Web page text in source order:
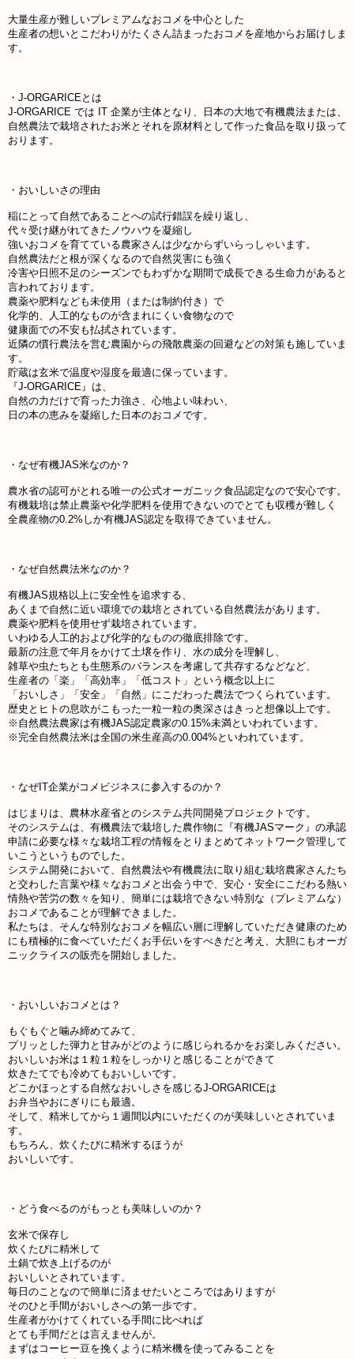
大量生産が難しいプレミアムなおコメを中心とした
生産者の想いとこだわりがたくさん詰まったおコメを産地からお届けしま
す。
・J-ORGARICEとは
J-ORGARICE では IT 企業が主体となり、日本の大地で有機農法または、
自然農法で栽培されたお米とそれを原材料として作った食品を取り扱って
おります。
・おいしいさの理由
稲にとって自然であることへの試行錯誤を繰り返し、
代々受け継がれてきたノウハウを凝縮し
強いおコメを育てている農家さんは少なからずいらっしゃいます。
自然農法だと根が深くなるので自然災害にも強く
冷害や日照不足のシーズンでもわずかな期間で成長できる生命力があると
言われております。
農薬や肥料なども未使用（または制約付き）で
化学的、人工的なものが含まれにくい食物なので
健康面での不安も払拭されています。
近隣の慣行農法を営む農園からの飛散農薬の回避などの対策も施していま
す。
貯蔵は玄米で温度や湿度を最適に保っています。
『J-ORGARICE』は、
自然の力だけで育った力強さ、心地よい味わい、
日の本の恵みを凝縮した日本のおコメです。
・なぜ有機JAS米なのか？
農水省の認可がとれる唯一の公式オーガニック食品認定なので安心です。
有機栽培は禁止農薬や化学肥料を使用できないのでとても収穫が難しく
全農産物の0.2%しか有機JAS認定を取得できていません。
・なぜ自然農法米なのか？
有機JAS規格以上に安全性を追求する、
あくまで自然に近い環境での栽培とされている自然農法があります。
農薬や肥料を使用せず栽培されています。
いわゆる人工的および化学的なものの徹底排除です。
最新の注意で年月をかけて土壌を作り、水の成分を理解し、
雑草や虫たちとも生態系のバランスを考慮して共存するなどなど、
生産者の「楽」「高効率」「低コスト」という概念以上に
「おいしさ」「安全」「自然」にこだわった農法でつくられています。
歴史とヒトの息吹がこもった一粒一粒の奥深さはきっと想像以上です。
※自然農法農家は有機JAS認定農家の0.15%未満といわれています。
※完全自然農法米は全国の米生産高の0.004%といわれています。
・なぜIT企業がコメビジネスに参入するのか？
はじまりは、農林水産省とのシステム共同開発プロジェクトです。
そのシステムは、有機農法で栽培した農作物に『有機JASマーク』の承認
申請に必要な様々な栽培工程の情報をとりまとめてネットワーク管理して
いこうというものでした。
システム開発において、自然農法や有機農法に取り組む栽培農家さんたち
と交わした言葉や様々なおコメと出会う中で、安心・安全にこだわる熱い
情熱や苦労の数々を知り、簡単には栽培できない特別な（プレミアムな）
おコメであることが理解できました。
私たちは、そんな特別なおコメを幅広い層に理解していただき健康のため
にも積極的に食べていただくお手伝いをすべきだと考え、大胆にもオーガ
ニックライスの販売を開始しました。
・おいしいおコメとは？
もぐもぐと噛み締めてみて、
プリッとした弾力と甘みがどのように感じられるかをお楽しみください。
おいしいお米は１粒１粒をしっかりと感じることができて
炊きたてでも冷めてもおいしいです。
どこかほっとする自然なおいしさを感じるJ-ORGARICEは
お弁当やおにぎりにも最適。
そして、精米してから１週間以内にいただくのが美味しいとされていま
す。
もちろん、炊くたびに精米するほうが
おいしいです。
・どう食べるのがもっとも美味しいのか？
玄米で保存し
炊くたびに精米して
土鍋で炊き上げるのが
おいしいとされています。
毎日のことなので簡単に済ませたいところではありますが
そのひと手間がおいしさへの第一歩です。
生産者がかけてくれている手間に比べれば
とても手間だとは言えませんが。
まずはコーヒー豆を挽くように精米機を使ってみることを